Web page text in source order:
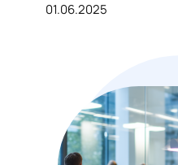
01.06.2025